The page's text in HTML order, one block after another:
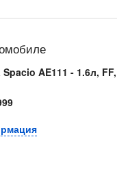
AE111 - 1.6л,